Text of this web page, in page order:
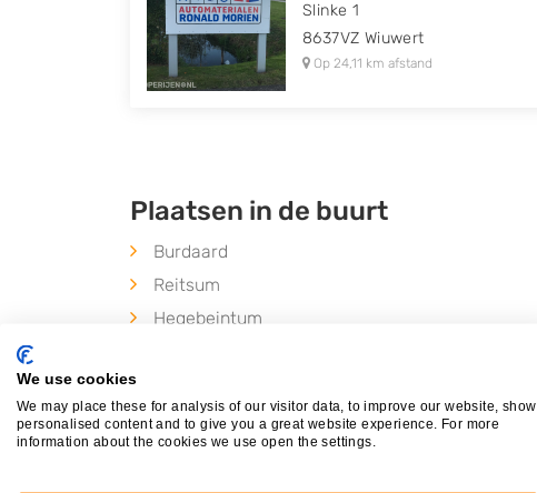
Slinke 1
8637VZ Wiuwert
Op 24,11 km afstand
Plaatsen in de buurt
Burdaard
Reitsum
Hegebeintum
We use cookies
We may place these for analysis of our visitor data, to improve our website, show
personalised content and to give you a great website experience. For more
information about the cookies we use open the settings.